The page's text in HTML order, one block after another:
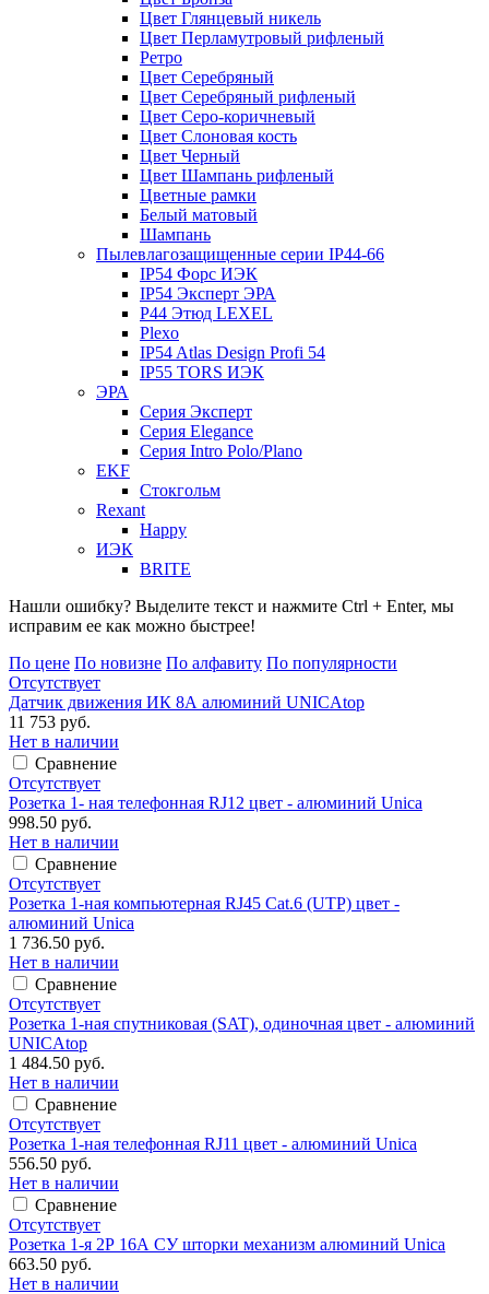
Цвет Глянцевый никель
Цвет Перламутровый рифленый
Ретро
Цвет Серебряный
Цвет Серебряный рифленый
Цвет Серо-коричневый
Цвет Слоновая кость
Цвет Черный
Цвет Шампань рифленый
Цветные рамки
Белый матовый
Шампань
Пылевлагозащищенные серии IP44-66
IP54 Форс ИЭК
IP54 Эксперт ЭРА
P44 Этюд LEXEL
Plexo
IP54 Atlas Design Profi 54
IP55 TORS ИЭК
ЭРА
Серия Эксперт
Серия Elegance
Серия Intro Polo/Plano
EKF
Стокгольм
Rexant
Happy
ИЭК
BRITE
Нашли ошибку? Выделите текст и нажмите Ctrl + Enter, мы
исправим ее как можно быстрее!
По цене По новизне По алфавиту По популярности
Отсутствует
Датчик движения ИК 8А алюминий UNICAtop
11 753 руб.
Нет в наличии
Сравнение
Отсутствует
Розетка 1- ная телефонная RJ12 цвет - алюминий Unica
998.50 руб.
Нет в наличии
Сравнение
Отсутствует
Розетка 1-ная компьютерная RJ45 Cat.6 (UTP) цвет -
алюминий Unica
1 736.50 руб.
Нет в наличии
Сравнение
Отсутствует
Розетка 1-ная спутниковая (SAT), одиночная цвет - алюминий
UNICAtop
1 484.50 руб.
Нет в наличии
Сравнение
Отсутствует
Розетка 1-ная телефонная RJ11 цвет - алюминий Unica
556.50 руб.
Нет в наличии
Сравнение
Отсутствует
Розетка 1-я 2Р 16А СУ шторки механизм алюминий Unica
663.50 руб.
Нет в наличии